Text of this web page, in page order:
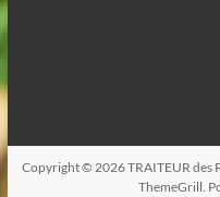
Copyright © 2026TRAITEUR des
ThemeGrill.